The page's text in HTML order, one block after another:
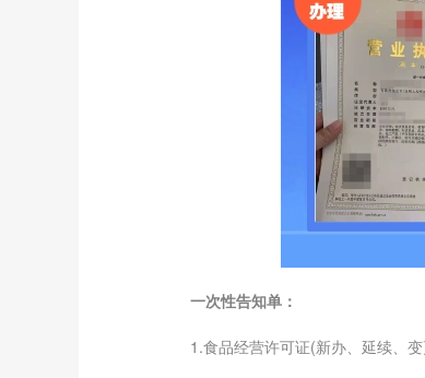
一次性告知单：
1.食品经营许可证(新办、延续、变